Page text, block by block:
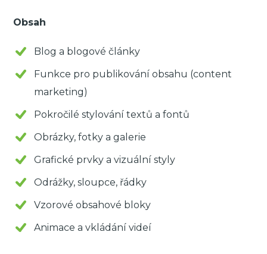
Obsah
Blog a blogové články
Funkce pro publikování obsahu (content
marketing)
Pokročilé stylování textů a fontů
Obrázky, fotky a galerie
Grafické prvky a vizuální styly
Odrážky, sloupce, řádky
Vzorové obsahové bloky
Animace a vkládání videí